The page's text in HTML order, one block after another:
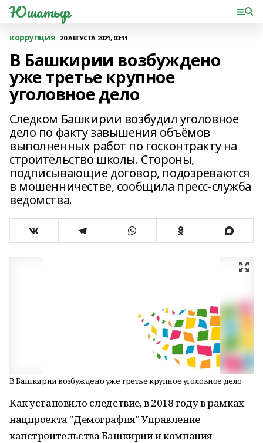
Юшатыр
коррупция 20 АВГУСТА 2021, 03:11
В Башкирии возбуждено
уже третье крупное
уголовное дело
Следком Башкирии возбудил уголовное
дело по факту завышения объёмов
выполненных работ по госконтракту на
строительство школы. Стороны,
подписывающие договор, подозреваются
в мошенничестве, сообщила пресс-служба
ведомства.
В Башкирии возбуждено уже третье крупное уголовное дело
Как установило следствие, в 2018 году в рамках
нацпроекта "Демография" Управление
капстроительства Башкирии и компания